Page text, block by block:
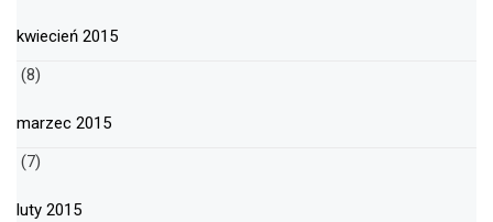
kwiecień 2015
(8)
marzec 2015
(7)
luty 2015